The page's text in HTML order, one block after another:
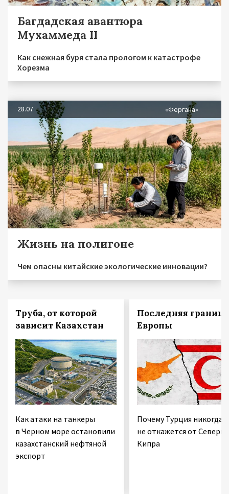
Багдадская авантюра
Мухаммеда II
Как снежная буря стала прологом к катастрофе
Хорезма
28.07 «Фергана»
Жизнь на полигоне
Чем опасны китайские экологические инновации?
Труба, от которой
зависит Казахстан
Как атаки на танкеры
в Черном море остановили
казахстанский нефтяной
экспорт
Последняя граница
Европы
Почему Турция никогда
не откажется от
Кипра